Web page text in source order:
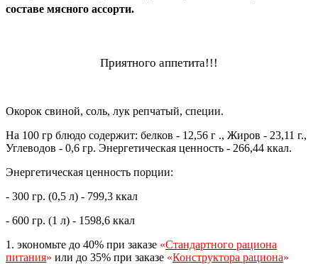
составе мясного ассорти.
Приятного аппетита!!!
Окорок свиной, соль, лук репчатый, специи.
На 100 гр блюдо содержит: белков - 12,56 г ., Жиров - 23,11 г.,
Углеводов - 0,6 гр. Энергетическая ценность - 266,44 ккал.
Энергетическая ценность порции:
- 300 гр. (0,5 л) - 799,3 ккал
- 600 гр. (1 л) - 1598,6 ккал
1. экономьте до 40% при заказе «Стандартного рациона
питания» или до 35% при заказе «Конструктора рациона»